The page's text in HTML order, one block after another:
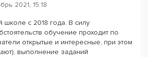
2021, 15:18
школе с 2018 года. В силу
обучение проходит по
открытые и интересные, при этом
выполнение заданий